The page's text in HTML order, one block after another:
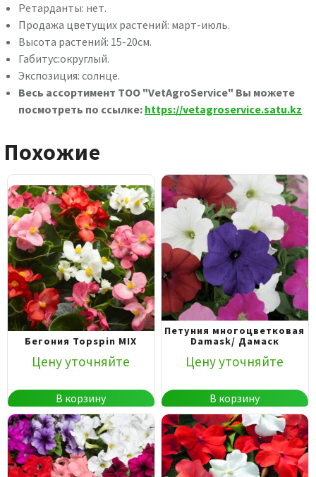
Ретарданты: нет.
Продажа цветущих растений: март-июль.
Высота растений: 15-20см.
Габитус:округлый.
Экспозиция: солнце.
Весь ассортимент ТОО "VetAgroService" Вы можете
посмотреть по ссылке: https://vetagroservice.satu.kz
Похожие
Бегония Topspin MIX
Цену уточняйте
В корзину
Петуния многоцветковая
Damask/ Дамаск
Цену уточняйте
В корзину